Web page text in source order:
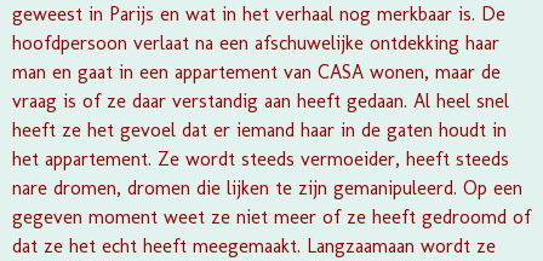
geweest in Parijs en wat in het verhaal nog merkbaar is. De
hoofdpersoon verlaat na een afschuwelijke ontdekking haar
man en gaat in een appartement van CASA wonen, maar de
vraag is of ze daar verstandig aan heeft gedaan. Al heel snel
heeft ze het gevoel dat er iemand haar in de gaten houdt in
het appartement. Ze wordt steeds vermoeider, heeft steeds
nare dromen, dromen die lijken te zijn gemanipuleerd. Op een
gegeven moment weet ze niet meer of ze heeft gedroomd of
dat ze het echt heeft meegemaakt. Langzaamaan wordt ze